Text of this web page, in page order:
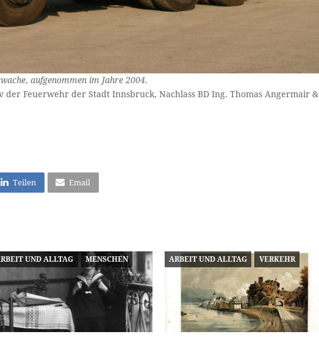
, aufgenommen im Jahre 2004.
Feuerwehr der Stadt Innsbruck, Nachlass BD Ing. Thomas Angermair &
Teilen Email
UND ALLTAG MENSCHEN ARBEIT UND ALLTAG VERKEHR